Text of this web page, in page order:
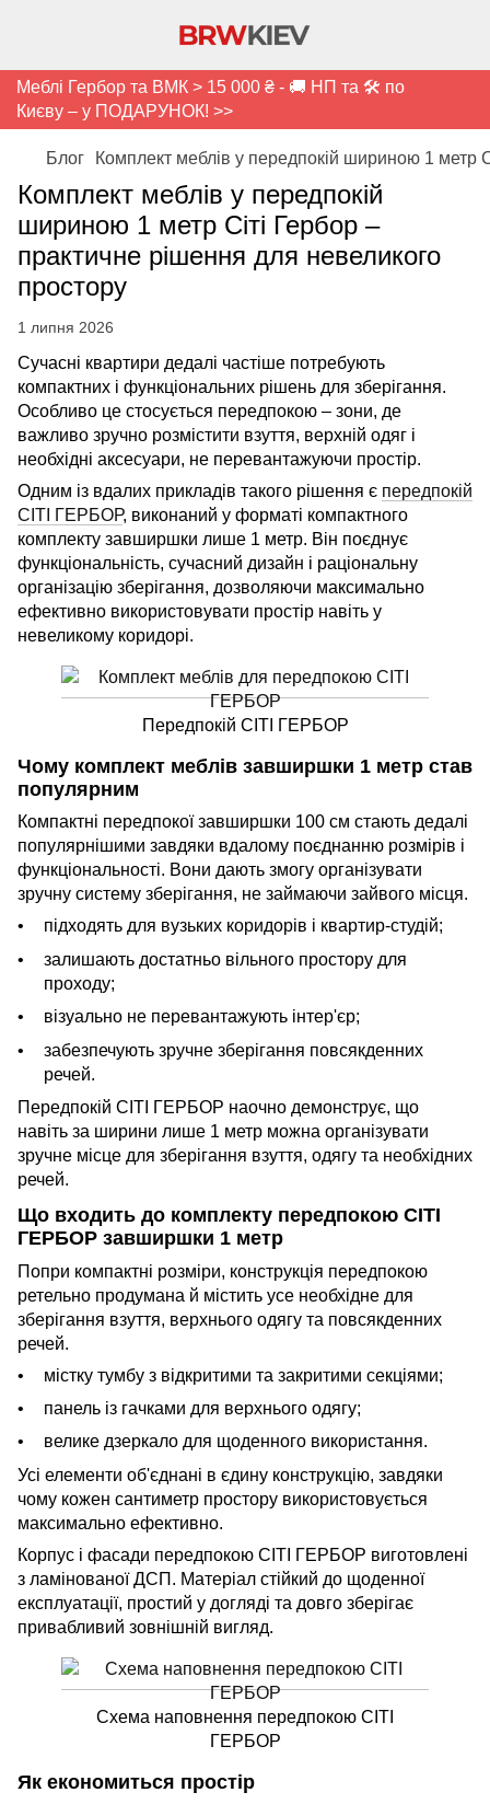
Меблі Гербор та ВМК > 15 000 ₴ - 🚚 НП та 🛠️ по
Києву – у ПОДАРУНОК! >>
Блог Комплект меблів у передпокій шириною 1 метр
Комплект меблів у передпокій
шириною 1 метр Сіті Гербор –
практичне рішення для невеликого
простору
1 липня 2026
Сучасні квартири дедалі частіше потребують
компактних і функціональних рішень для зберігання.
Особливо це стосується передпокою – зони, де
важливо зручно розмістити взуття, верхній одяг і
необхідні аксесуари, не перевантажуючи простір.
Одним із вдалих прикладів такого рішення є передпокій
СІТІ ГЕРБОР, виконаний у форматі компактного
комплекту завширшки лише 1 метр. Він поєднує
функціональність, сучасний дизайн і раціональну
організацію зберігання, дозволяючи максимально
ефективно використовувати простір навіть у
невеликому коридорі.
Передпокій СІТІ ГЕРБОР
Чому комплект меблів завширшки 1 метр став
популярним
Компактні передпокої завширшки 100 см стають дедалі
популярнішими завдяки вдалому поєднанню розмірів і
функціональності. Вони дають змогу організувати
зручну систему зберігання, не займаючи зайвого місця.
підходять для вузьких коридорів і квартир-студій;
залишають достатньо вільного простору для
проходу;
візуально не перевантажують інтер'єр;
забезпечують зручне зберігання повсякденних
речей.
Передпокій СІТІ ГЕРБОР наочно демонструє, що
навіть за ширини лише 1 метр можна організувати
зручне місце для зберігання взуття, одягу та необхідних
речей.
Що входить до комплекту передпокою СІТІ
ГЕРБОР завширшки 1 метр
Попри компактні розміри, конструкція передпокою
ретельно продумана й містить усе необхідне для
зберігання взуття, верхнього одягу та повсякденних
речей.
містку тумбу з відкритими та закритими секціями;
панель із гачками для верхнього одягу;
велике дзеркало для щоденного використання.
Усі елементи об'єднані в єдину конструкцію, завдяки
чому кожен сантиметр простору використовується
максимально ефективно.
Корпус і фасади передпокою СІТІ ГЕРБОР виготовлені
з ламінованої ДСП. Матеріал стійкий до щоденної
експлуатації, простий у догляді та довго зберігає
привабливий зовнішній вигляд.
Схема наповнення передпокою СІТІ
ГЕРБОР
Як економиться простір